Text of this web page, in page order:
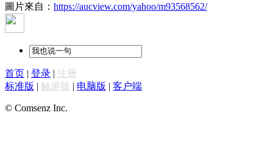
圖片來自： https://aucview.com/yahoo/m93568562/
首页 | 登录 | 注册
标准版 | 触屏版 | 电脑版 | 客户端
© Comsenz Inc.